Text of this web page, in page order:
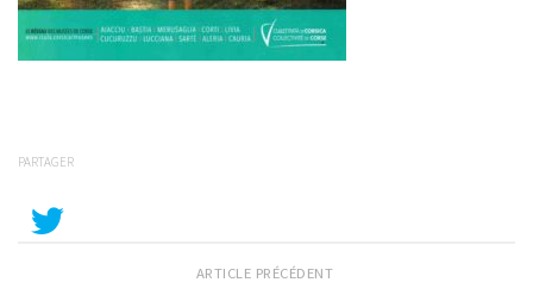
PARTAGER
ARTICLE PRÉCÉDENT